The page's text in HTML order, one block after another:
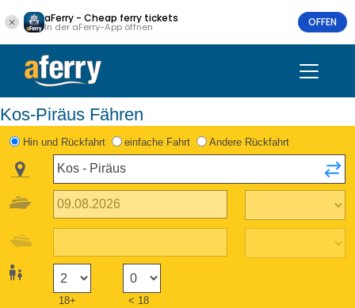
aFerry - Cheap ferry tickets
In der aFerry-App öffnen OFFEN
Kos-Piräus Fähren
Hin und Rückfahrt einfache Fahrt Andere Rückfahrt
18+ < 18